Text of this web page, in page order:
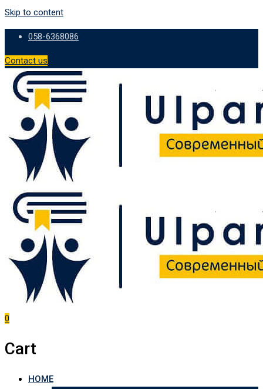
Skip to content
058-6368086
Contact us
0
Cart
HOME